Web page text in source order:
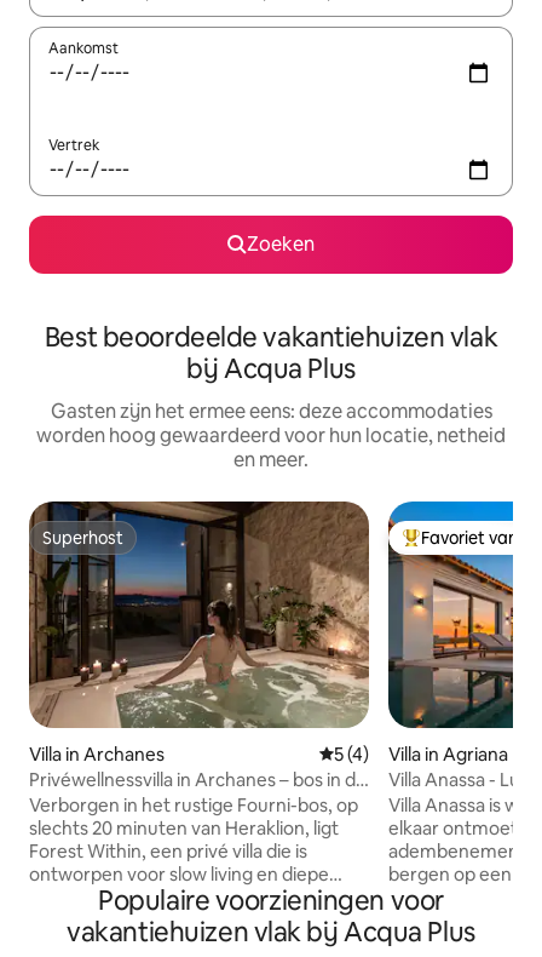
Aankomst
Vertrek
Zoeken
Best beoordeelde vakantiehuizen vlak
bij Acqua Plus
Gasten zijn het ermee eens: deze accommodaties
worden hoog gewaardeerd voor hun locatie, netheid
en meer.
Superhost
Superhost
Villa in Archanes Gemiddelde beoordeling
5 (4)
Privéwellnessvilla in Archanes – bos in de
buurt
Verborgen in het rustige Fourni-bos, op
slechts 20 minuten van Heraklion, ligt
Forest Within, een privé villa die is
ontworpen voor slow living en diepe
rust. Deze woning van 156 m², gelegen
op een landgoed van twee hectare,
biedt volledige privacy, uitzicht op het
Topfavoriet van
Favoriet van
Villa in Agriana
Villa Anassa -
slaapkamers
Villa Anassa is
elkaar
adembenemend
bergen op een
Ontspan bij het
actief in de
fitnessruimte of
Populaire voorzieningen voor
vakantiehuizen vlak bij Acqua Plus